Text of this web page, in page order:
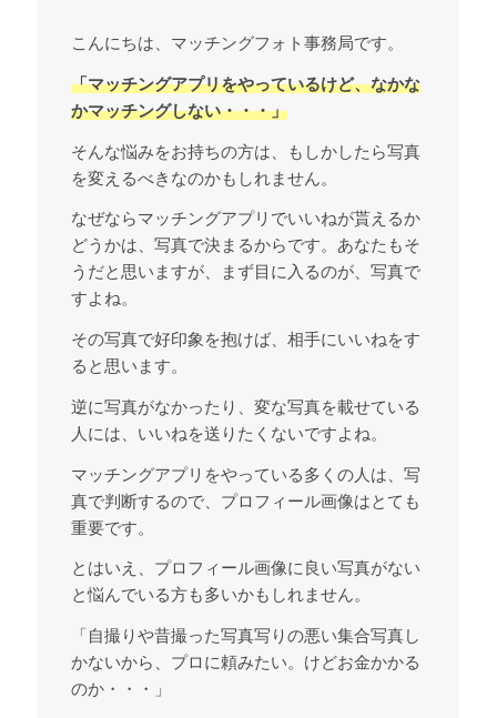
こんにちは、マッチングフォト事務局です。
「マッチングアプリをやっているけど、なかな
かマッチングしない・・・」
そんな悩みをお持ちの方は、もしかしたら写真
を変えるべきなのかもしれません。
なぜならマッチングアプリでいいねが貰えるか
どうかは、写真で決まるからです。あなたもそ
うだと思いますが、まず目に入るのが、写真で
すよね。
その写真で好印象を抱けば、相手にいいねをす
ると思います。
逆に写真がなかったり、変な写真を載せている
人には、いいねを送りたくないですよね。
マッチングアプリをやっている多くの人は、写
真で判断するので、プロフィール画像はとても
重要です。
とはいえ、プロフィール画像に良い写真がない
と悩んでいる方も多いかもしれません。
「自撮りや昔撮った写真写りの悪い集合写真し
かないから、プロに頼みたい。けどお金かかる
のか・・・」